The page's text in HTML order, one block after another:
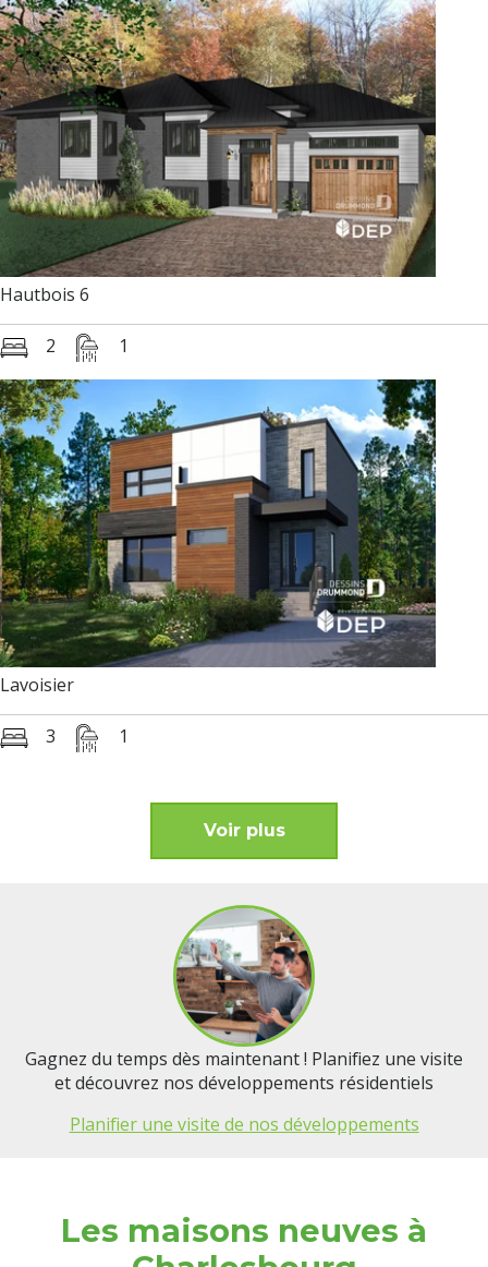
Hautbois 6
2 1
Lavoisier
3 1
Voir plus
Gagnez du temps dès maintenant ! Planifiez une visite
et découvrez nos développements résidentiels
Planifier une visite de nos développements
Les maisons neuves à